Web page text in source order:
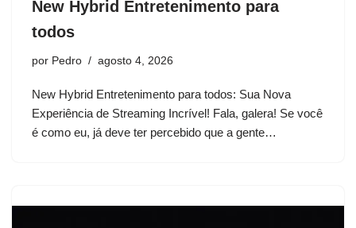
New Hybrid Entretenimento para
todos
por Pedro agosto 4, 2026
New Hybrid Entretenimento para todos: Sua Nova
Experiência de Streaming Incrível! Fala, galera! Se você
é como eu, já deve ter percebido que a gente…